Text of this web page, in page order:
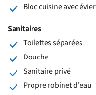
Bloc cuisine avec évier
Sanitaires
Toilettes séparées
Douche
Sanitaire privé
Propre robinet d'eau